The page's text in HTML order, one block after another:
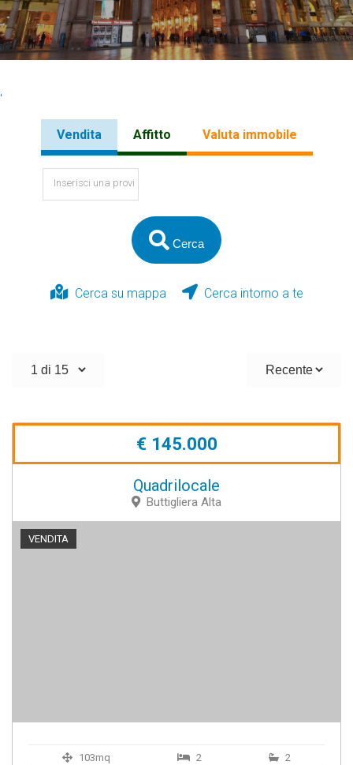
Rivoli
'
Vendita Affitto Valuta immobile
Cerca
Cerca su mappa Cerca intorno a te
€ 145.000
Quadrilocale
Buttigliera Alta
VENDITA
103mq 2 2